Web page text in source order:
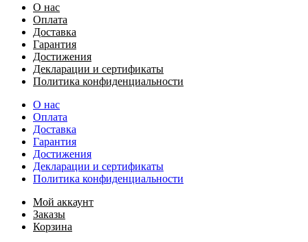
О нас
Оплата
Доставка
Гарантия
Достижения
Декларации и сертификаты
Политика конфиденциальности
О нас
Оплата
Доставка
Гарантия
Достижения
Декларации и сертификаты
Политика конфиденциальности
Мой аккаунт
Заказы
Корзина